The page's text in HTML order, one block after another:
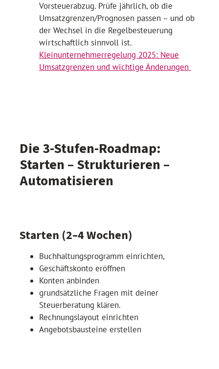
Vorsteuerabzug. Prüfe jährlich, ob die
Umsatzgrenzen/Prognosen passen – und ob
der Wechsel in die Regelbesteuerung
wirtschaftlich sinnvoll ist.
Kleinunternehmerregelung 2025: Neue
Umsatzgrenzen und wichtige Änderungen
Die 3-Stufen-Roadmap:
Starten – Strukturieren –
Automatisieren
Starten (2–4 Wochen)
Buchhaltungsprogramm einrichten,
Geschäftskonto eröffnen
Konten anbinden
grundsätzliche Fragen mit deiner
Steuerberatung klären.
Rechnungslayout einrichten
Angebotsbausteine erstellen